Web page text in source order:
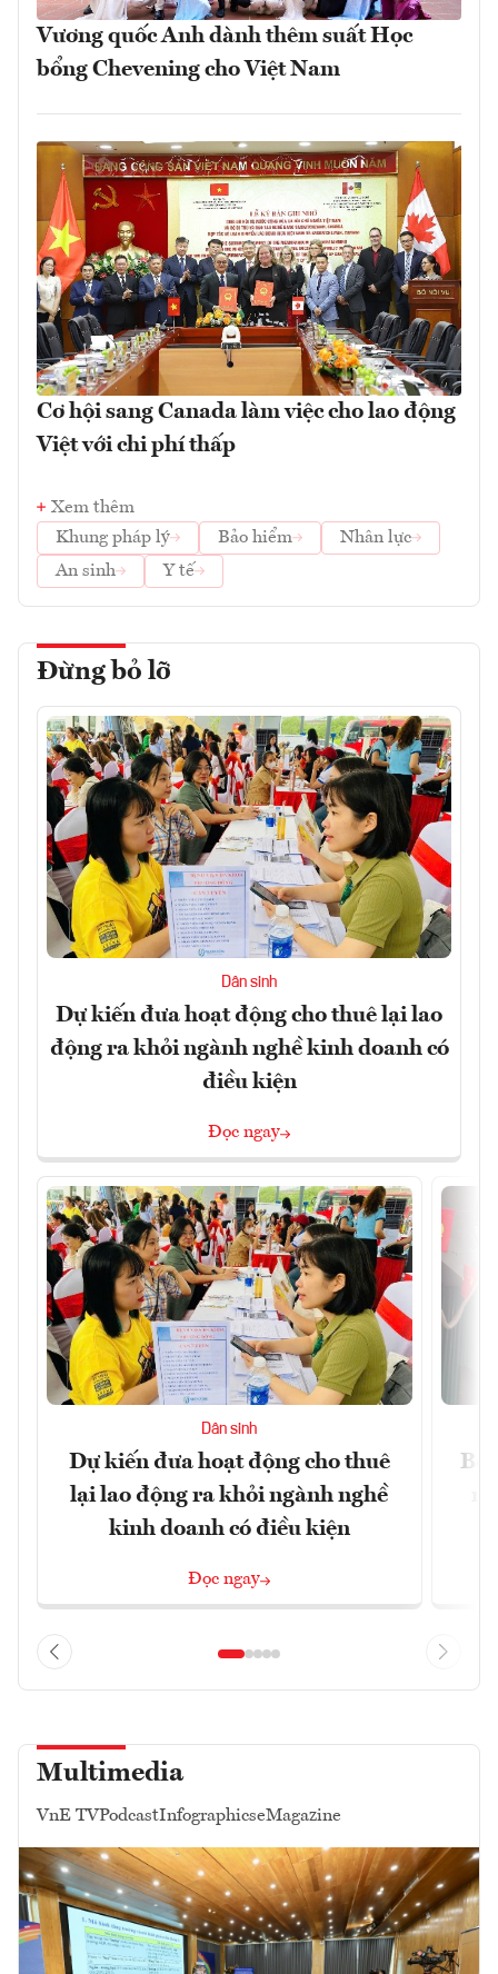
Vương quốc Anh dành thêm suất Học
bổng Chevening cho Việt Nam
Cơ hội sang Canada làm việc cho lao động
Việt với chi phí thấp
Xem thêm
Khung pháp lý
Bảo hiểm
Nhân lực
An sinh
Y tế
Đừng bỏ lỡ
Dân sinh
Dự kiến đưa hoạt động cho thuê lại lao
động ra khỏi ngành nghề kinh doanh có
điều kiện
Đọc ngay
Dân sinh
Dự kiến đưa hoạt động cho thuê
lại lao động ra khỏi ngành nghề
kinh doanh có điều kiện
Đọc ngay
Bộ
Multimedia
VnE TVPodcastInfographicseMagazine